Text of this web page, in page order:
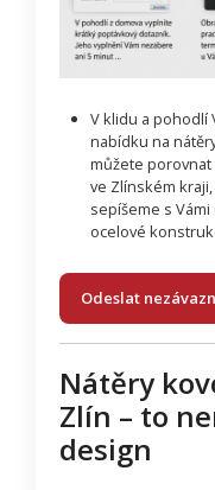
V klidu a pohodlí
nabídku na
můžete porovnat
ve Zlínském
sepíšeme s
ocelové
Odeslat
Nátěry
Zlín – to
design